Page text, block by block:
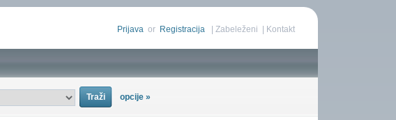
Prijava or Registracija Zabeleženi Kontakt
opcije »